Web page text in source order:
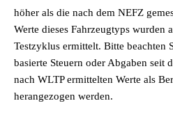
höher als die nach dem NEFZ
Werte dieses Fahrzeugtyps wurden
Testzyklus ermittelt. Bitte beachten
basierte Steuern oder Abgaben seit
nach WLTP ermittelten Werte als
herangezogen werden.